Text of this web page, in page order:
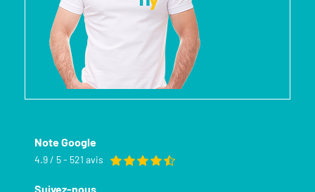
Note Google
4.9 / 5 - 521 avis
Suivez-nous